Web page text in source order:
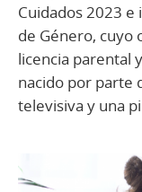
Cuidados 2023 e
de Género, cuyo
licencia parental
nacido por parte
televisiva y una